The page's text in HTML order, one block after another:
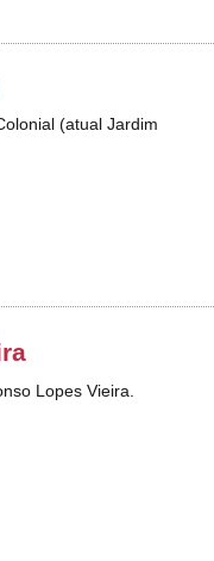
(atual Jardim
Lopes Vieira.